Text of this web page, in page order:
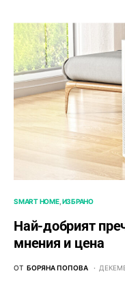
SMART HOME ИЗБРАНО
Най-добрият
мнения и цена
ОТ БОРЯНА ПОПОВА